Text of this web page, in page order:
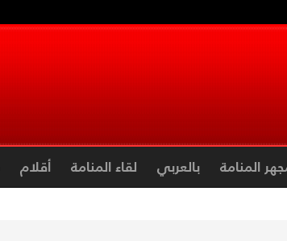
المنامة بالعربي لقاء المنامة أقلام